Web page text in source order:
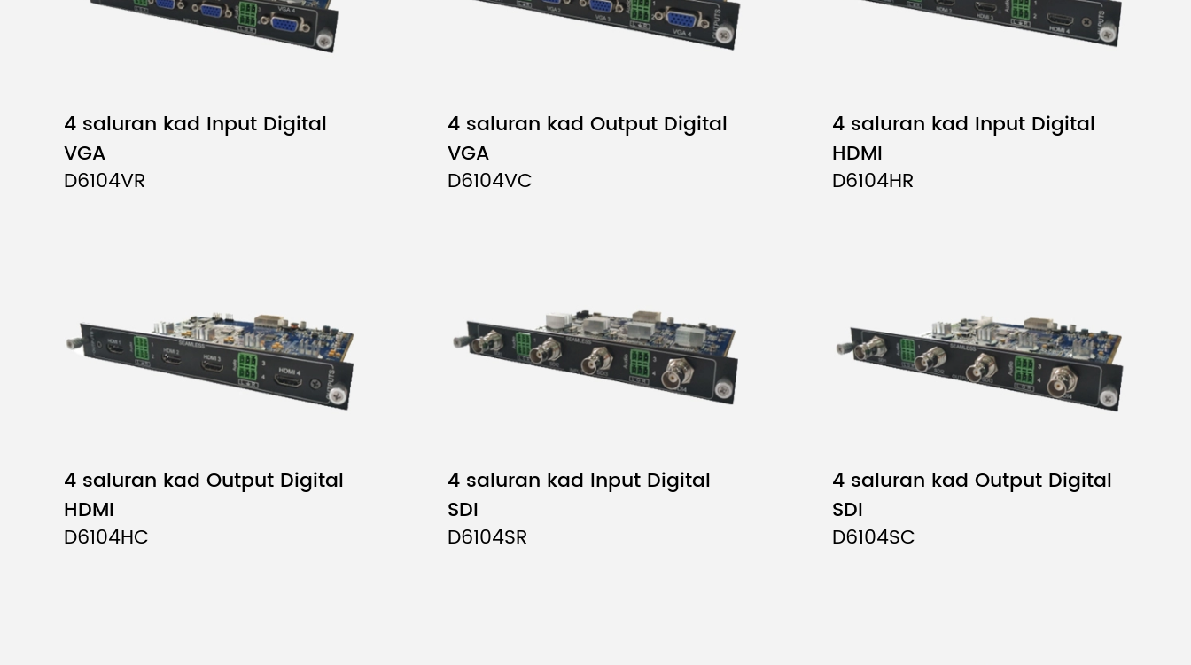
4 saluran kad Input Digital
VGA
D6104VR
4 saluran kad Output Digital
VGA
D6104VC
4 saluran kad Input Digital
HDMI
D6104HR
4 saluran kad Output Digital
HDMI
D6104HC
4 saluran kad Input Digital
SDI
D6104SR
4 saluran kad Output Digital
SDI
D6104SC